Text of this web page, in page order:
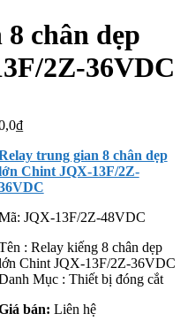
chân dẹp
2Z-36VDC
₫
trung gian 8 chân dẹp
Chint JQX-13F/2Z-
JQX-13F/2Z-48VDC
: Relay kiếng 8 chân dẹp
Chint JQX-13F/2Z-36VDC
Mục : Thiết bị đóng cắt
bán: Liên hệ